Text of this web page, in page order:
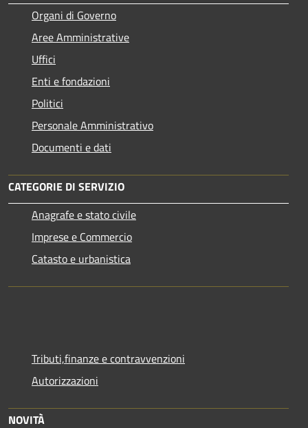
Organi di Governo
Aree Amministrative
Uffici
Enti e fondazioni
Politici
Personale Amministrativo
Documenti e dati
CATEGORIE DI SERVIZIO
Anagrafe e stato civile
Imprese e Commercio
Catasto e urbanistica
Tributi,finanze e contravvenzioni
Autorizzazioni
NOVITÀ